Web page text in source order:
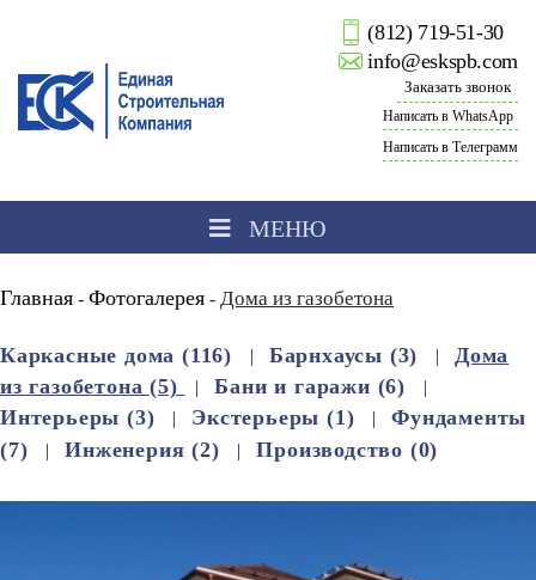
(812) 719-51-30
info@eskspb.com
Заказать звонок
Написать в WhatsApp
Написать в Телеграмм
МЕНЮ
Главная - Фотогалерея - Дома из газобетона
Каркасные дома (116) Барнхаусы (3)
Дома
из газобетона (5)
Бани и гаражи (6)
Интерьеры (3)
Экстерьеры (1)
Фундаменты
(7)
Инженерия (2) Производство (0)